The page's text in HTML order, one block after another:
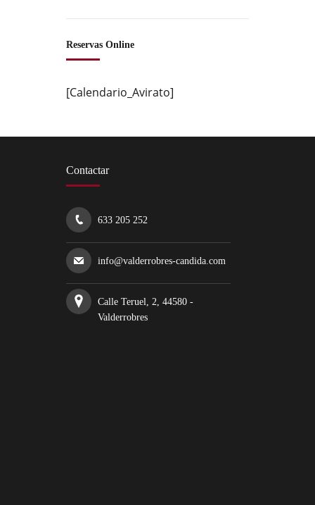
Reservas Online
[Calendario_Avirato]
Contactar
633 205 252
info@valderrobres-candida.com
Calle Teruel, 2, 44580 -
Valderrobres